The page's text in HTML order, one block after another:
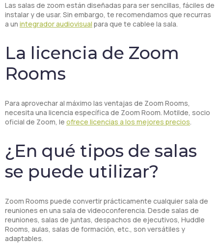
Las salas de zoom están diseñadas para ser sencillas, fáciles de
instalar y de usar. Sin embargo, te recomendamos que recurras
a un integrador audiovisual para que te cablee la sala.
La licencia de Zoom
Rooms
Para aprovechar al máximo las ventajas de Zoom Rooms,
necesita una licencia específica de Zoom Room. Motilde, socio
oficial de Zoom, le ofrece licencias a los mejores precios.
¿En qué tipos de salas
se puede utilizar?
Zoom Rooms puede convertir prácticamente cualquier sala de
reuniones en una sala de videoconferencia. Desde salas de
reuniones, salas de juntas, despachos de ejecutivos, Huddle
Rooms, aulas, salas de formación, etc., son versátiles y
adaptables.